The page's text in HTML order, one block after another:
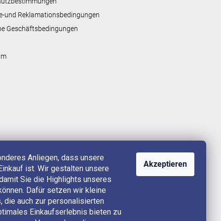
Anliegen, dass unsere
ist. Wir gestalten unsere
Sie die Highlights unseres
Dafür setzen wir kleine
die auch zur personalisierten
Einkaufserlebnis bieten zu
Akzeptieren
und Reklamationsbedingungen
Geschäftsbedingungen